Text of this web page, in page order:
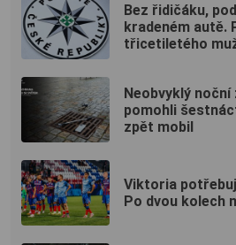
Bez řidičáku,
kradeném autě.
třicetiletého
Neobvyklý
pomohli
zpět mobil
Viktoria
Po dvou kolech